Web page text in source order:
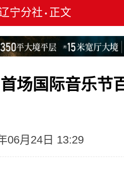
宁分社 • 正文
场国际音乐节
06月24日 13:29